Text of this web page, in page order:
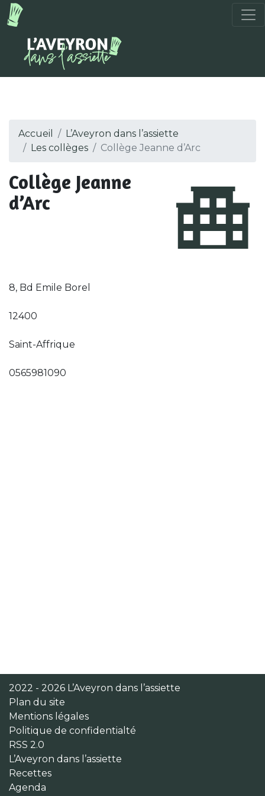
Accueil
L’Aveyron dans l’assiette
Les collèges
Collège Jeanne d’Arc
Collège Jeanne
d’Arc
8, Bd Emile Borel
12400
Saint-Affrique
0565981090
2022 - 2026 L’Aveyron dans l’assiette
Plan du site
Mentions légales
Politique de confidentialté
RSS 2.0
L’Aveyron dans l’assiette
Recettes
Agenda